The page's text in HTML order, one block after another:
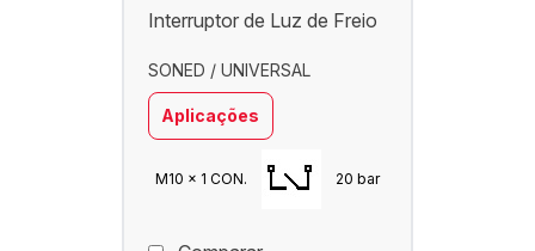
Interruptor de Luz de Freio
SONED / UNIVERSAL
Aplicações
M10 x 1 CON. 20 bar